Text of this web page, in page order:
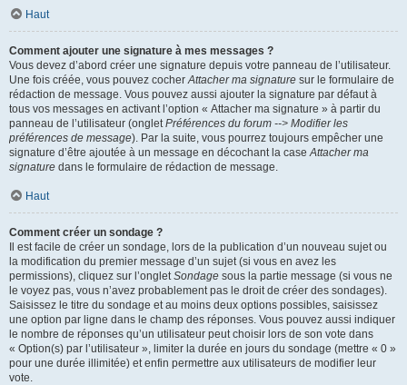
Haut
Comment ajouter une signature à mes messages ?
Vous devez d’abord créer une signature depuis votre panneau de l’utilisateur.
Une fois créée, vous pouvez cocherAttacher ma signature sur le formulaire de
rédaction de message. Vous pouvez aussi ajouter la signature par défaut à
tous vos messages en activant l’option « Attacher ma signature » à partir du
panneau de l’utilisateur (ongletPréférences du forum --> Modifier les
préférences de message). Par la suite, vous pourrez toujours empêcher une
signature d’être ajoutée à un message en décochant la caseAttacher ma
signature dans le formulaire de rédaction de message.
Haut
Comment créer un sondage ?
Il est facile de créer un sondage, lors de la publication d’un nouveau sujet ou
la modification du premier message d’un sujet (si vous en avez les
permissions), cliquez sur l’ongletSondage sous la partie message (si vous ne
le voyez pas, vous n’avez probablement pas le droit de créer des sondages).
Saisissez le titre du sondage et au moins deux options possibles, saisissez
une option par ligne dans le champ des réponses. Vous pouvez aussi indiquer
le nombre de réponses qu’un utilisateur peut choisir lors de son vote dans
« Option(s) par l’utilisateur », limiter la durée en jours du sondage (mettre « 0 »
pour une durée illimitée) et enfin permettre aux utilisateurs de modifier leur
vote.